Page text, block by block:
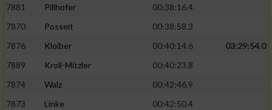
7881
Pillhofer
00:38:16.4
7870
Posselt
00:38:58.3
7876
Kloiber 00:40:14.6
03:29:54.0
7889
Kroll-Mitzler
00:40:23.8
7874
Walz
00:42:46.9
7873
Linke
00:42:50.4